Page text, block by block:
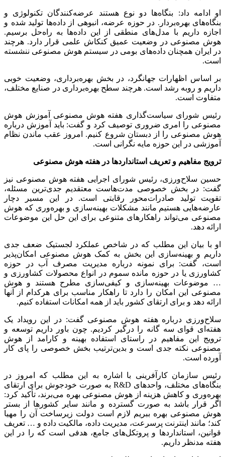
او ادامه داد: بنگاه‌ها دو نوع هستند عرضه‌کنندگان تکنولوژی و
بنگاه‌های بهره‌بردار. در حوزه عرضه، انبوهی از داده‌ها تولید شده و
اجازه داریم با مدل‌های منطقی از این داده‌ها به راه‌حل برسیم.
هوش مصنوعی در وضعیت عمیق کنکاش علمی قرار دارد. هرچند
در ایران همچنان داده‌های بومی در سیستم هوش مصنوعی ننشسته
است.
بر اساس اظهارات جهانگرد، در بخش بهره‌برداری، وضعیت خوبی
داریم و روبه رشد است. هرچند سطح بهره‌برداری در صنایع مختلف،
متفاوت است.
رئیس شورای سیاست‌گذاری هفته هوش مصنوعی آموزش هوش
مصنوعی را امری ضروری توصیف کرد و گفت: باید آموزش درباره
هوش مصنوعی را از دبستان شروع کنیم. امروز عقب ماندن نظام
آموزشی در این حوزه مایه نگرانی است.
ترویج مفاهیم و تعریف استانداردها در هفته هوش مصنوعی
حسین سلاح‌ورزی، رئیس شورای اجرایی هفته هوش مصنوعی نیز
گفت: در بخش خصوصی مدت‌هاست معتقدیم جدی‌ترین مسئله،
تقویت تولید صادرات‌محور رقابتی است. در این مسیر دچار
عارضه‌هایی هستیم مانند مشکلات بهینه‌سازی و بهره‌وری که هوش
مصنوعی می‌تواند راهکارهای متنوعی برای این حل این موضوعات
ارائه دهد.
او با بیان این مطلب که در شاخص عملکرد لجستیک ضعف جدی
داریم و بهینه‌سازی این بخش به کمک هوش مصنوعی امکان‌پذیر
است، گفت: برای نمونه درباره مدیریت مصرف آب در حوزه
کشاورزی یا در حوزه مانده سموم در انواع محصولات کشاورزی و
… موضوعات بهینه‌سازی و کیفی‌سازی مطرح هستند و هوش
مصنوعی این امکان را دارد تا راهکار مناسب برای هرکدام از آنها
ارائه دهد و برای ارتقای کشور باید از همه امکانات استفاده کنیم.
سلاح‌ورزی درباره هفته هوش مصنوعی گفت: در این رویداد یک
هفته‌ای قوای سه گانه را درگیر کردیم. چون باور داریم توسعه و
ترویج این مفاهیم در راستای استفاده بهینه و کارامد از هوش
مصنوعی نکته جدی است و بدین‌ترتیب بخش خصوصی را پای کار
آورده است.
رئیس سازمان کارآفرینی با اشاره به این مطلب که امروز در
بنگاه‌های مختلف، واحدهای R&D به صورت خودجوش برای ارتقای
بهره‌وری و کاهش هزینه از هوش مصنوعی بهره می‌برند، تأکید کرد:
اگر قرار باشد به صورت گسترده و مانند سایر کشورها از بستر
هوش مصنوعی بهره ببریم لازم است دولت زیرساخت آن را مهیا
کند؛ مانند اینترنت پرسرعت، مدیریت داده، مالکیت داده و … تعریف
قوانین، استانداردها و پروتکل‌های جامع، هدفی است که را در این
هفته مدنظر داریم.